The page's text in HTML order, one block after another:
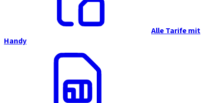
Alle Tarife mit
Handy